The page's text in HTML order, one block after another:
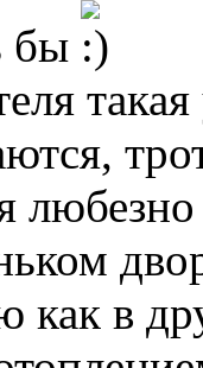
бы
как в